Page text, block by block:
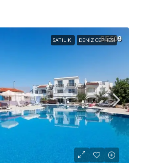
SATILIK DENIZ CEPHESI